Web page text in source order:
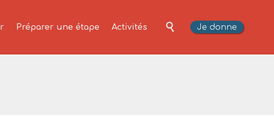
Skip
Préparer une étape Activités  Je donne